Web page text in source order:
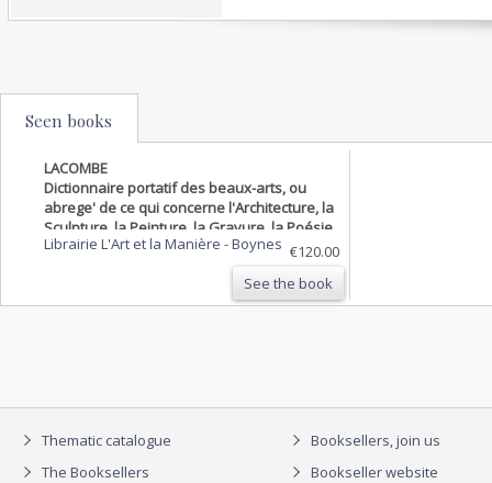
Seen books
LACOMBE
Dictionnaire portatif des beaux-arts, ou
abrege' de ce qui concerne l'Architecture, la
Sculpture, la Peinture, la Gravure, la Poésie
& la Musique avec la définition de ces Arts,
l'explication des termes et des choses
Librairie L'Art et la Manière -Boynes €120.00
See the book
Thematic catalogue
The Booksellers
Booksellers, join us
Bookseller website